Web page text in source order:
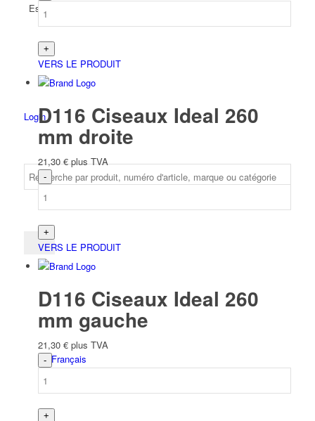
Espagnol
Login
Français
VERS LE PRODUIT
D116 Ciseaux Ideal 260
mm droite
21,30€ plus TVA
VERS LE PRODUIT
D116 Ciseaux Ideal 260
mm gauche
21,30 € plus TVA